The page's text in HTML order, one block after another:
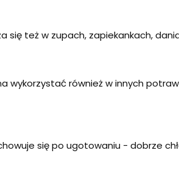
też w zupach, zapiekankach,
wykorzystać również w innych
się po ugotowaniu - dobrze